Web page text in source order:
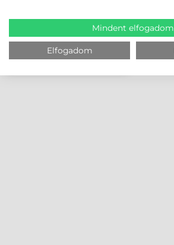
Mindent elfogadom
Elfogadom